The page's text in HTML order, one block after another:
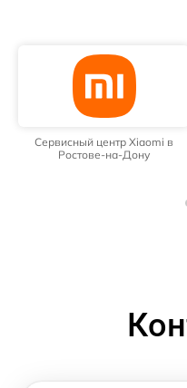
Сервисный центр Xiaomi в
Ростове-на-Дону